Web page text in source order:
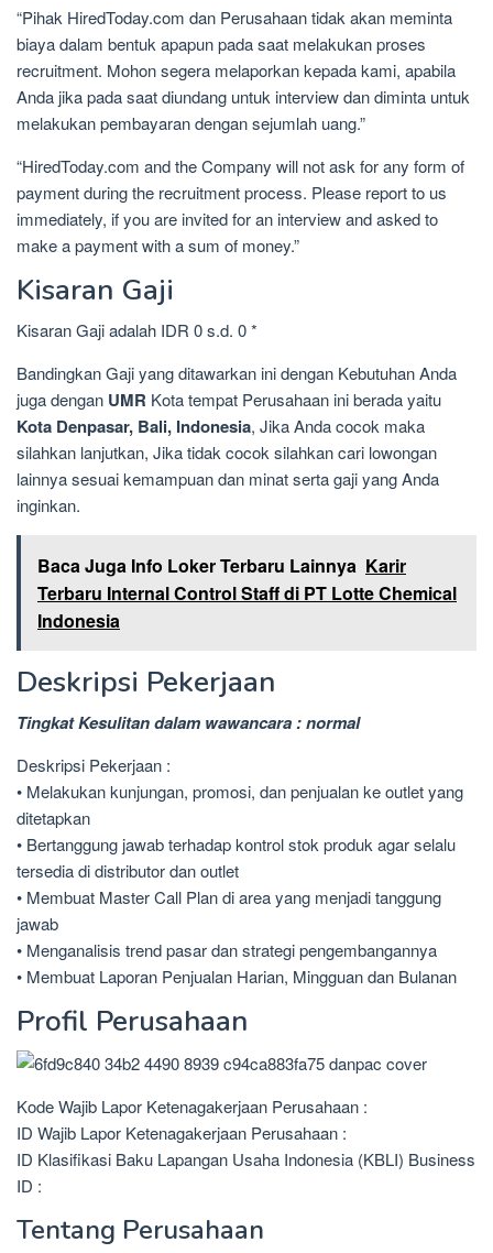
“Pihak HiredToday.com dan Perusahaan tidak akan meminta
biaya dalam bentuk apapun pada saat melakukan proses
recruitment. Mohon segera melaporkan kepada kami, apabila
Anda jika pada saat diundang untuk interview dan diminta untuk
melakukan pembayaran dengan sejumlah uang.”
“HiredToday.com and the Company will not ask for any form of
payment during the recruitment process. Please report to us
immediately, if you are invited for an interview and asked to
make a payment with a sum of money.”
Kisaran Gaji
Kisaran Gaji adalah IDR 0 s.d. 0 *
Bandingkan Gaji yang ditawarkan ini dengan Kebutuhan Anda
juga dengan UMR Kota tempat Perusahaan ini berada yaitu
Kota Denpasar, Bali, Indonesia, Jika Anda cocok maka
silahkan lanjutkan, Jika tidak cocok silahkan cari lowongan
lainnya sesuai kemampuan dan minat serta gaji yang Anda
inginkan.
Baca Juga Info Loker Terbaru Lainnya Karir
Terbaru Internal Control Staff di PT Lotte Chemical
Indonesia
Deskripsi Pekerjaan
Tingkat Kesulitan dalam wawancara : normal
Deskripsi Pekerjaan :
• Melakukan kunjungan, promosi, dan penjualan ke outlet yang
ditetapkan
• Bertanggung jawab terhadap kontrol stok produk agar selalu
tersedia di distributor dan outlet
• Membuat Master Call Plan di area yang menjadi tanggung
jawab
• Menganalisis trend pasar dan strategi pengembangannya
• Membuat Laporan Penjualan Harian, Mingguan dan Bulanan
Profil Perusahaan
Kode Wajib Lapor Ketenagakerjaan Perusahaan :
ID Wajib Lapor Ketenagakerjaan Perusahaan :
ID Klasifikasi Baku Lapangan Usaha Indonesia (KBLI) Business
ID :
Tentang Perusahaan